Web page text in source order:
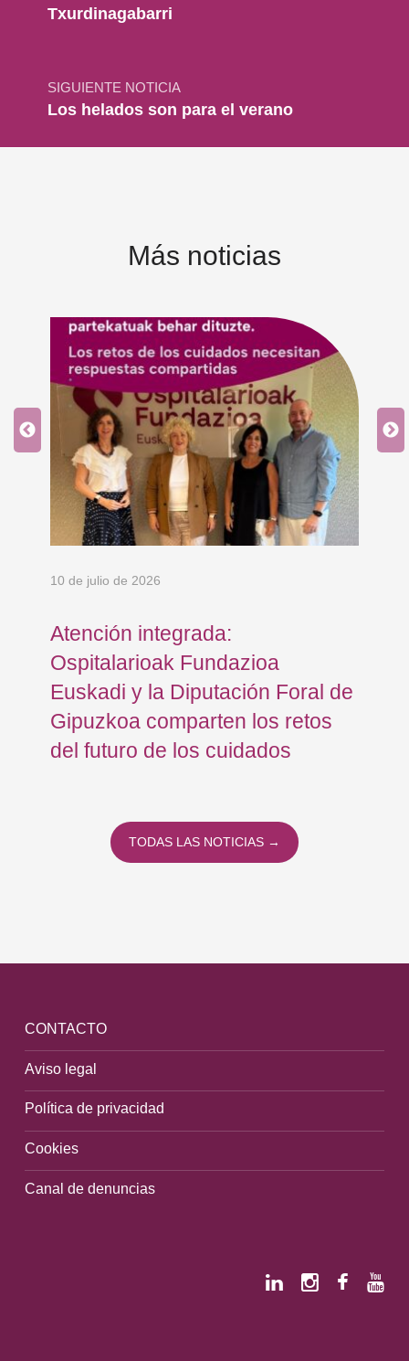
Txurdinagabarri
SIGUIENTE NOTICIA
Los helados son para el verano
Más noticias
10 de julio de 2026
Atención integrada:
Ospitalarioak Fundazioa
Euskadi y la Diputación Foral de
Gipuzkoa comparten los retos
del futuro de los cuidados
TODAS LAS NOTICIAS →
CONTACTO
Aviso legal
Política de privacidad
Cookies
Canal de denuncias